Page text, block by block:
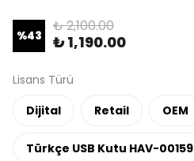
%43
₺ 2,100.00
₺ 1,190.00
Lisans Türü
Dijital
Retail OEM
Türkçe USB Kutu HAV-00159